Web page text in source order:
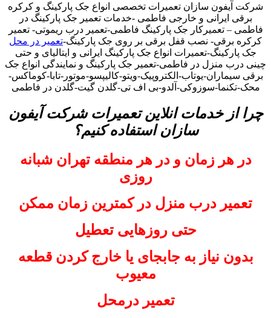
شرکت آیفون سازان تعمیرات تخصصی انواع جک پارکینگ و کرکره
برقی ایرانی و خارجی فاطمی -خدمات تعمیر جک پارکینگ در
فاطمی – تعمیرکار جک پارکینگ فاطمی-تعمیر درب ریموتی- تعمیر
کرکره برقی- نصب قفل برقی بر روی جک پارکینگ-تعمیر در محل
جک پارکینگ-تعمیرات انواع جک پارکینگ ایرانی و ایتالیای و حتی
چینی درب منزل در فاطمی-تعمیر جک پارکینگ و نمایندگی انواع جک
برقی سیماران-یوتاب-الکتروپیک-ویتو-کالیپسو-موتور-تابا-کوماکس-
محک-تکنما-سوزوکی-آلدو-بی اف تی-گلدن گیت-گلدن در فاطمی
چرا از خدمات انلاین تعمیرات شرکت آیفون
سازان استفاده کنیم؟
در هر زمان و در هر منطقه تهران شبانه
روزی
تعمیر درب منزل در کمترین زمان ممکن
حتی روزهایی تعطیل
بدون نیاز به جابجای یا خارج کردن قطعه
معیوب
تعمیر درمحل